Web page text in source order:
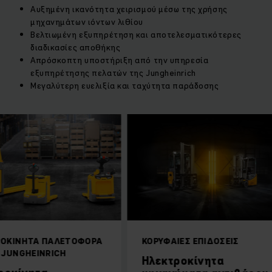
Αυξημένη ικανότητα χειρισμού μέσω της χρήσης
μηχανημάτων ιόντων λιθίου
Βελτιωμένη εξυπηρέτηση και αποτελεσματικότερες
διαδικασίες αποθήκης
Απρόσκοπτη υποστήριξη από την υπηρεσία
εξυπηρέτησης πελατών της Jungheinrich
Μεγαλύτερη ευελιξία και ταχύτητα παράδοσης
ΠΑΛΕΤΟΦΟΡΑ
ΚΟΡΥΦΑΊΕΣ ΕΠΙΔΌΣΕΙΣ
Ηλεκτροκίνητα